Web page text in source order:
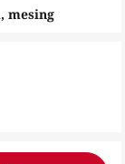
mesing